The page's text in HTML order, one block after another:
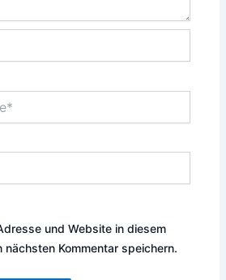
und Website in diesem
nächsten Kommentar speichern.